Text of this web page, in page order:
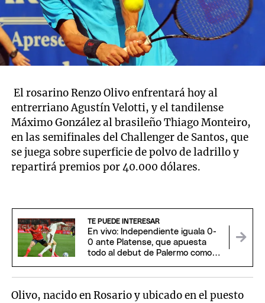
El rosarino Renzo Olivo enfrentará hoy al
entrerriano Agustín Velotti, y el tandilense
Máximo González al brasileño Thiago Monteiro,
en las semifinales del Challenger de Santos, que
se juega sobre superficie de polvo de ladrillo y
repartirá premios por 40.000 dólares.
TE PUEDE INTERESAR
En vivo: Independiente iguala 0-
0 ante Platense, que apuesta
todo al debut de Palermo como
Olivo, nacido en Rosario y ubicado en el puesto